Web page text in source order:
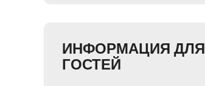
ИНФОРМАЦИЯ ДЛЯ
ГОСТЕЙ